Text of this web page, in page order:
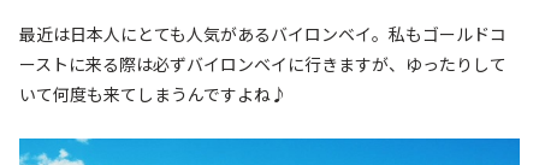
最近は日本人にとても人気があるバイロンベイ。私もゴールドコ
ーストに来る際は必ずバイロンベイに行きますが、ゆったりして
いて何度も来てしまうんですよね♪